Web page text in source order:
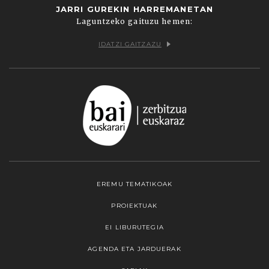
JARRI GUREKIN HARREMANETAN
Laguntzeko gaituzu hemen:
IDATZI GAITZAZU
EREMU TEMATIKOAK
PROIEKTUAK
EI LIBURUTEGIA
AGENDA ETA JARDUERAK